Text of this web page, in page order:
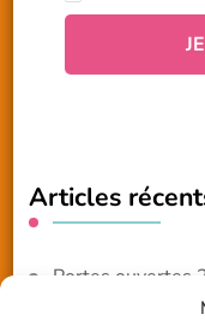
Articles
Portes ouvertes